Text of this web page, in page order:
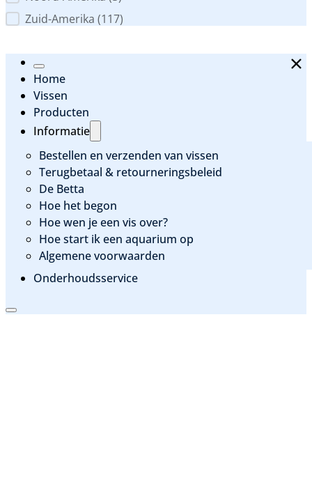
Zuid-Amerika (117)
Home
Vissen
Producten
Informatie
Bestellen en verzenden van vissen
Terugbetaal & retourneringsbeleid
De Betta
Hoe het begon
Hoe wen je een vis over?
Hoe start ik een aquarium op
Algemene voorwaarden
Onderhoudsservice